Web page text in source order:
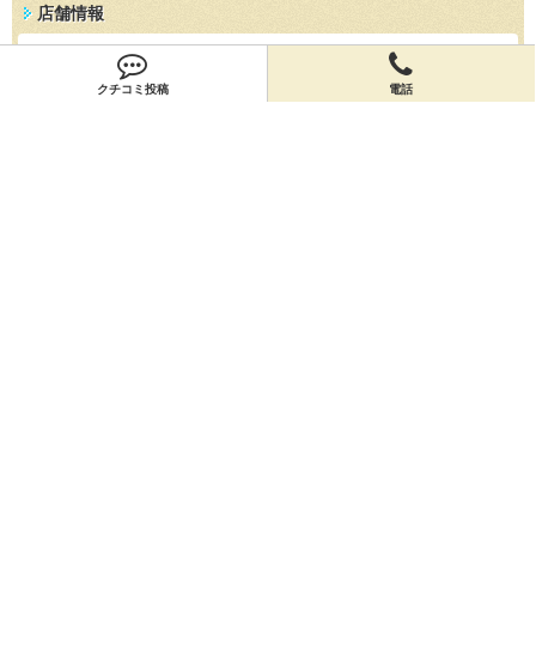
クチコミ投稿 電話
店舗情報
「やまぐち歯科医院」の店舗情報を編集しよう！